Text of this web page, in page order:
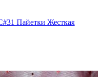
Пайетки Жесткая